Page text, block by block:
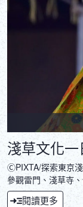
淺草文化
ⒸPIXTA/探索東京
參觀雷門、淺草寺
閱讀更多